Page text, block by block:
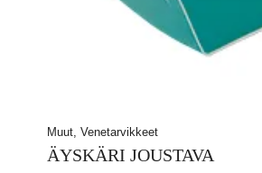
Muut, Venetarvikkeet
ÄYSKÄRI JOUSTAVA